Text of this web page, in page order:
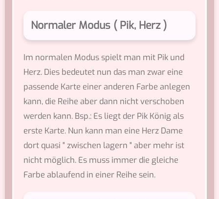
Normaler Modus ( Pik, Herz )
Im normalen Modus spielt man mit Pik und
Herz. Dies bedeutet nun das man zwar eine
passende Karte einer anderen Farbe anlegen
kann, die Reihe aber dann nicht verschoben
werden kann. Bsp.: Es liegt der Pik König als
erste Karte. Nun kann man eine Herz Dame
dort quasi " zwischen lagern " aber mehr ist
nicht möglich. Es muss immer die gleiche
Farbe ablaufend in einer Reihe sein.